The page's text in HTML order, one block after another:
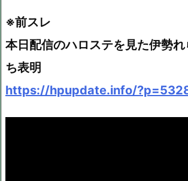
※前スレ
本日配信のハロステを見た伊勢
ち表明
https://hpupdate.info/